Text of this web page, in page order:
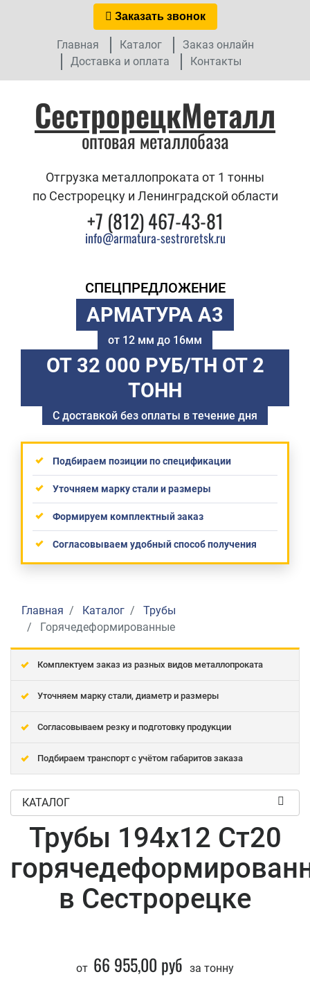
Заказать звонок
Главная Каталог
Заказ онлайн
Доставка и оплата
Контакты
СестрорецкМеталл
оптовая металлобаза
Отгрузка металлопроката от 1 тонны
по Сестрорецку и Ленинградской области
+7 (812) 467-43-81
info@armatura-sestroretsk.ru
СПЕЦПРЕДЛОЖЕНИЕ
АРМАТУРА А3
от 12 мм до 16мм
ОТ 32 000 РУБ/ТН ОТ 2
ТОНН
С доставкой без оплаты в течение дня
Подбираем позиции по спецификации
Уточняем марку стали и размеры
Формируем комплектный заказ
Согласовываем удобный способ получения
Главная Каталог
Трубы
Горячедеформированные
Комплектуем заказ из разных видов металлопроката
Уточняем марку стали, диаметр и размеры
Согласовываем резку и подготовку продукции
Подбираем транспорт с учётом габаритов заказа
КАТАЛОГ
Трубы 194x12 Ст20
в Сестрорецке
от 66 955,00 руб за тонну